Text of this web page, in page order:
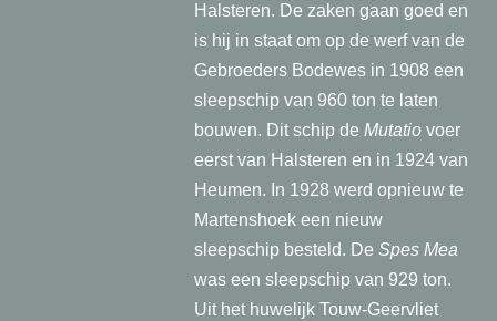
Halsteren. De zaken gaan goed en
is hij in staat om op de werf van de
Gebroeders Bodewes in 1908 een
sleepschip van 960 ton te laten
bouwen. Dit schip de Mutatio voer
eerst van Halsteren en in 1924 van
Heumen. In 1928 werd opnieuw te
Martenshoek een nieuw
sleepschip besteld. De Spes Mea
was een sleepschip van 929 ton.
Uit het huwelijk Touw-Geervliet